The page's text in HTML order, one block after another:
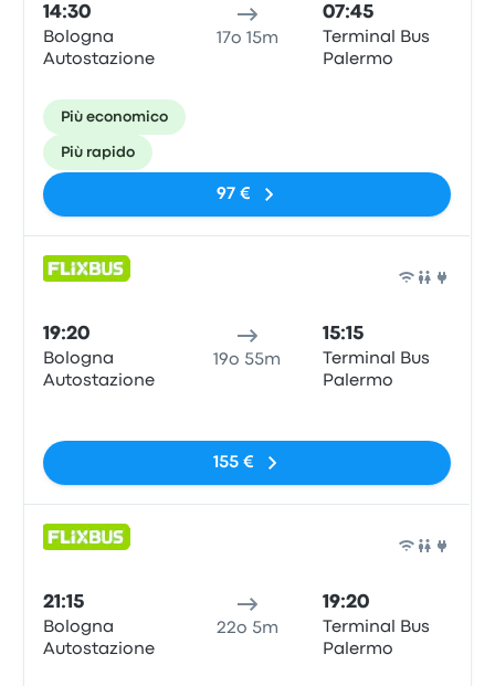
14:30
Bologna
Autostazione
17o 15m
07:45
Terminal Bus
Palermo
Più economico
Più rapido
97 €
19:20
Bologna
Autostazione
19o 55m
15:15
Terminal Bus
Palermo
155 €
21:15
Bologna
Autostazione
22o 5m
19:20
Terminal Bus
Palermo